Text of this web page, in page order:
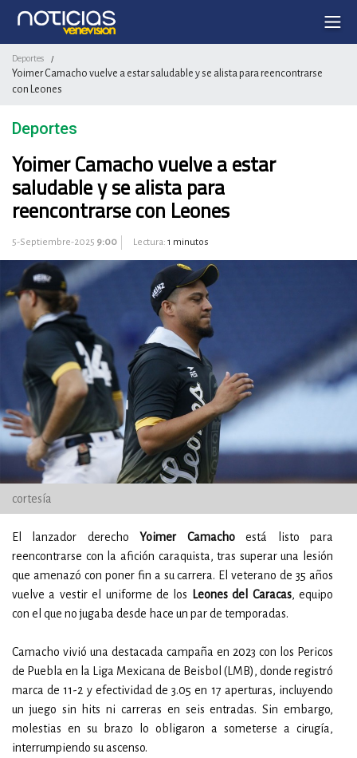
Deportes /
Yoimer Camacho vuelve a estar saludable y se alista para reencontrarse
con Leones
Deportes
Yoimer Camacho vuelve a estar
saludable y se alista para
reencontrarse con Leones
5-Septiembre-2025 9:00 Lectura: 1 minutos
cortesía
El lanzador derechoYoimer Camachoestá listo para
reencontrarse con la afición caraquista, tras superar una lesión
que amenazó con poner fin a su carrera. El veterano de 35 años
vuelve a vestir el uniforme de los
Leones del Caracas, equipo
con el que no jugaba desde hace un par de temporadas.
Camacho vivió una destacada campaña en 2023 con los Pericos
de Puebla en la Liga Mexicana de Beisbol (LMB), donde registró
marca de 11-2 y efectividad de 3.05 en 17 aperturas, incluyendo
un juego sin hits ni carreras en seis entradas. Sin embargo,
molestias en su brazo lo obligaron a someterse a cirugía,
interrumpiendo su ascenso.